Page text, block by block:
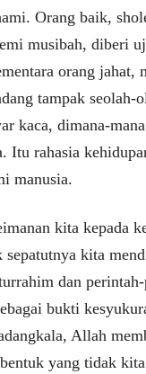
Orang baik,
musibah, diberi
orang jahat,
tampak seolah-
kaca, dimana-
Itu rahasia
manusia.
kita kepada
kita
dan
bukti
Allah
yang tidak